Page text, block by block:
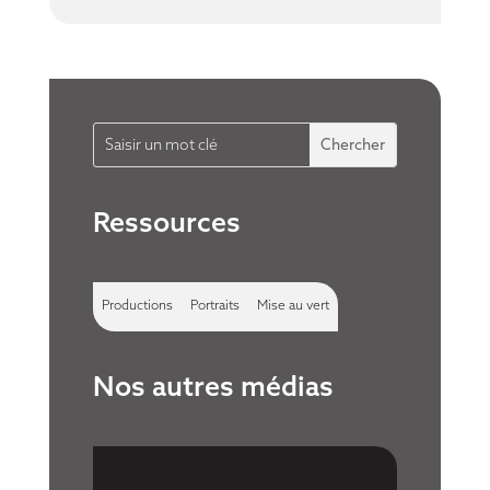
Ressources
Productions Portraits Mise au vert
Nos autres médias